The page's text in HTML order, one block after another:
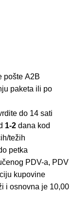
pošte A2B
paketa ili po
do 14 sati
1-2 dana kod
težih
petka
PDV-a, PDV
kupovine
i osnovna je 10,00